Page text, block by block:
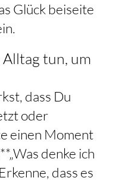
Glück beiseite
tun, um
dass Du
oder
einen Moment
denke ich
dass es